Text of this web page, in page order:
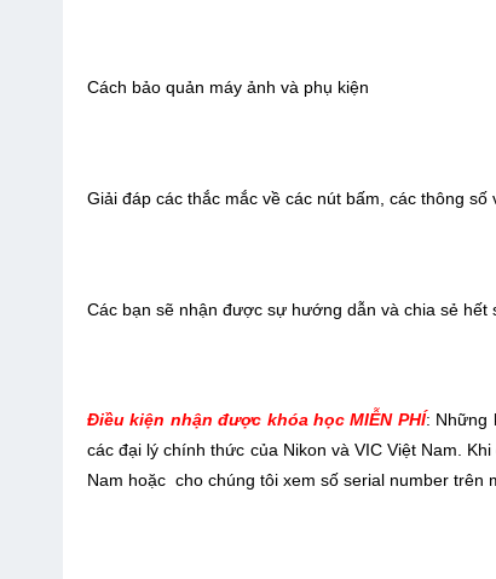
Cách bảo quản máy ảnh và phụ kiện
Giải đáp các thắc mắc về các nút bấm, các thông số
Các bạn sẽ nhận được sự hướng dẫn và chia sẻ hết
Điều kiện nhận được khóa học MIỄN PHÍ: Những
các đại lý chính thức của Nikon và VIC Việt Nam.
Nam hoặc cho chúng tôi xem số serial number trên